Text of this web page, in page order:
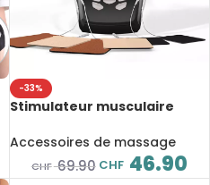
-33%
Stimulateur musculaire
fréquence, 12 Modes, TENS,
EMS, physiothérapie
infrarouge
Accessoires de massage
CHF69.90 CHF 46.90